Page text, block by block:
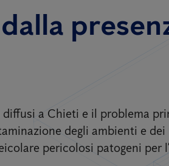
a Chieti e il problema
degli ambienti e
pericolosi patogeni per